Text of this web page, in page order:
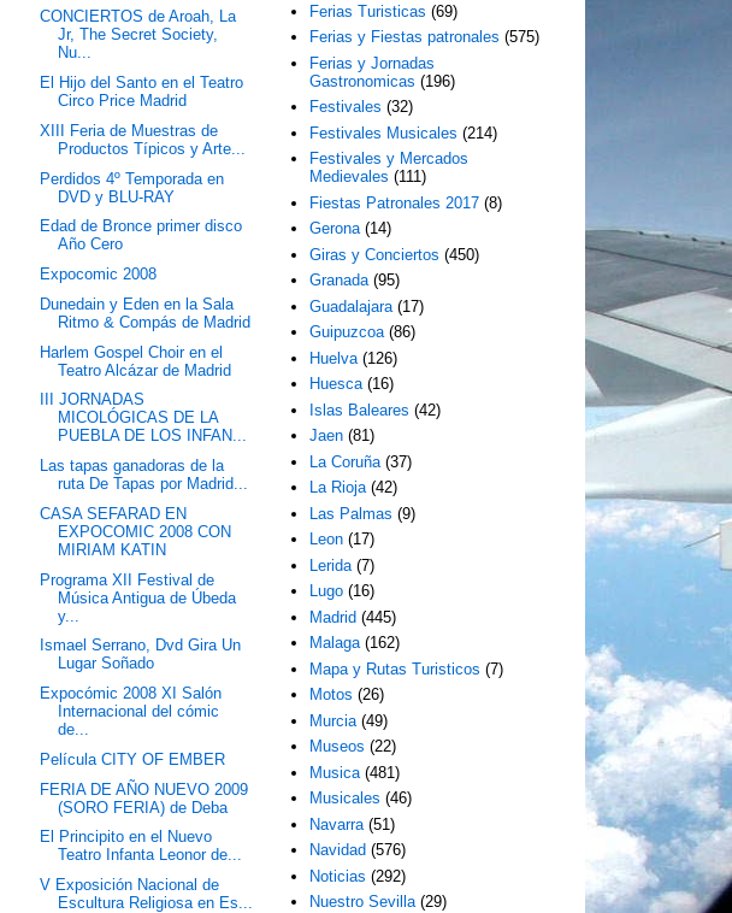
CONCIERTOS de Aroah, La
Jr, The Secret Society,
Nu...
El Hijo del Santo en el Teatro
Circo Price Madrid
XIII Feria de Muestras de
Productos Típicos y Arte...
Perdidos 4º Temporada en
DVD y BLU-RAY
Edad de Bronce primer disco
Año Cero
Expocomic 2008
Dunedain y Eden en la Sala
Ritmo & Compás de Madrid
Harlem Gospel Choir en el
Teatro Alcázar de Madrid
III JORNADAS
MICOLÓGICAS DE LA
PUEBLA DE LOS INFAN...
Las tapas ganadoras de la
ruta De Tapas por Madrid...
CASA SEFARAD EN
EXPOCOMIC 2008 CON
MIRIAM KATIN
Programa XII Festival de
Música Antigua de Úbeda
y...
Ismael Serrano, Dvd Gira Un
Lugar Soñado
Expocómic 2008 XI Salón
Internacional del cómic
de...
Película CITY OF EMBER
FERIA DE AÑO NUEVO 2009
(SORO FERIA) de Deba
El Principito en el Nuevo
Teatro Infanta Leonor de...
V Exposición Nacional de
Escultura Religiosa en Es...
Ferias Turisticas (69)
Ferias y Fiestas patronales (575)
Ferias y Jornadas
Gastronomicas (196)
Festivales (32)
Festivales Musicales (214)
Festivales y Mercados
Medievales (111)
Fiestas Patronales 2017 (8)
Gerona (14)
Giras y Conciertos (450)
Granada (95)
Guadalajara (17)
Guipuzcoa (86)
Huelva (126)
Huesca (16)
Islas Baleares (42)
Jaen (81)
La Coruña (37)
La Rioja (42)
Las Palmas (9)
Leon (17)
Lerida (7)
Lugo (16)
Madrid (445)
Malaga (162)
Mapa y Rutas Turisticos (7)
Motos (26)
Murcia (49)
Museos (22)
Musica (481)
Musicales (46)
Navarra (51)
Navidad (576)
Noticias (292)
Nuestro Sevilla (29)